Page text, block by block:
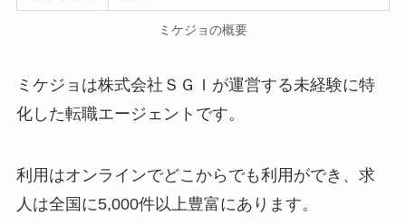
ミケジョの概要
ミケジョは株式会社ＳＧＩが運営する未経験に特
化した転職エージェントです。
利用はオンラインでどこからでも利用ができ、求
人は全国に5,000件以上豊富にあります。